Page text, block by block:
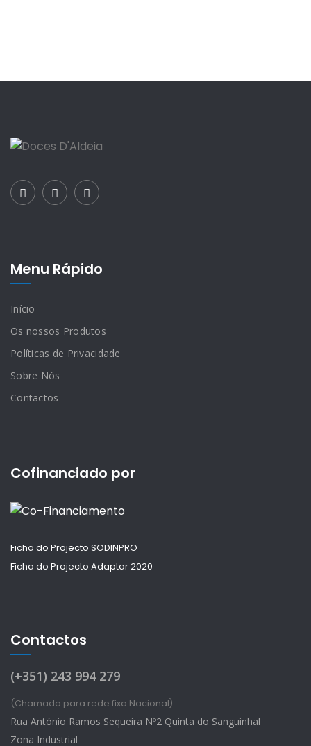
Menu Rápido
Início
Os nossos Produtos
Políticas de Privacidade
Sobre Nós
Contactos
Cofinanciado por
Ficha do Projecto SODINPRO
Ficha do Projecto Adaptar 2020
Contactos
(+351) 243 994 279
(Chamada para rede fixa Nacional)
Rua António Ramos Sequeira Nº2 Quinta do Sanguinhal
Zona Industrial